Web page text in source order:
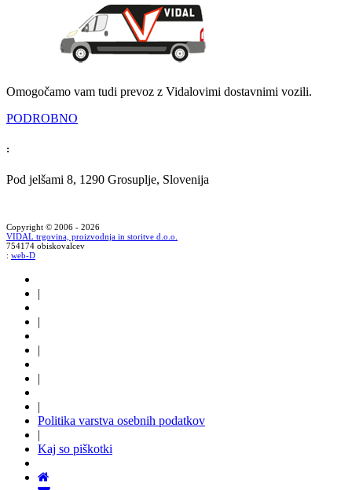
Omogočamo vam tudi prevoz z Vidalovimi dostavnimi vozili.
PODROBNO
:
Pod jelšami 8, 1290 Grosuplje, Slovenija
Copyright © 2006 - 2026
VIDAL trgovina, proizvodnja in storitve d.o.o.
754174 obiskovalcev
: web-D
|
|
|
|
|
Politika varstva osebnih podatkov
|
Kaj so piškotki